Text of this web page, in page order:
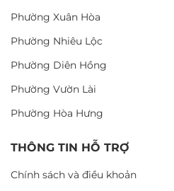
Phường Xuân Hòa
Phường Nhiêu Lộc
Phường Diên Hồng
Phường Vườn Lài
Phường Hòa Hưng
THÔNG TIN HỖ TRỢ
Chính sách và điều khoản